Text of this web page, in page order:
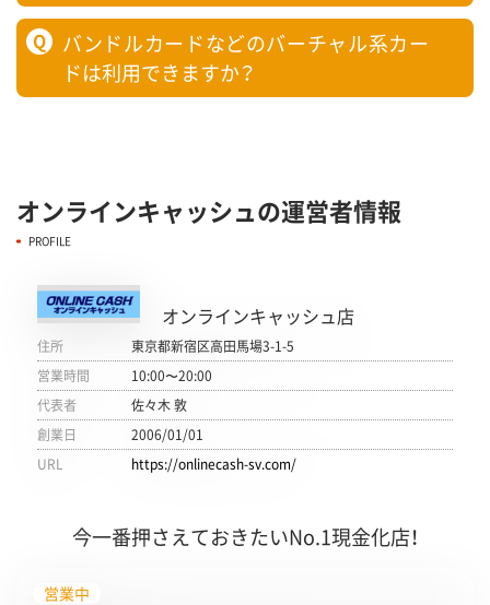
Q
バンドルカードなどのバーチャル系カー
ドは利用できますか？
オンラインキャッシュの運営者情報
PROFILE
オンラインキャッシュ店
住所
東京都新宿区高田馬場3-1-5
営業時間
10:00〜20:00
代表者
佐々木 敦
創業日
2006/01/01
URL
https://onlinecash-sv.com/
今一番押さえておきたいNo.1現金化店！
営業中